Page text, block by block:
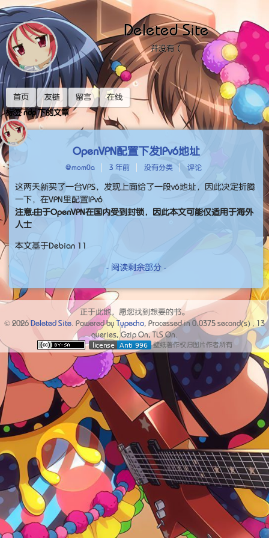
Deleted Site
并没有（
首页 友链 留言
在线
标签 ndp 下的文章
OpenVPN配置下发IPv6地址
@mom0a 3 年前 没有分类 评论
这两天新买了一台VPS，发现上面给了一段v6地址，因此决定折腾
一下，在VPN里配置IPv6
注意：由于OpenVPN在国内受到封锁，因此本文可能仅适用于海外
人士
本文基于Debian 11
- 阅读剩余部分 -
正于此地，愿您找到想要的书。
© 2026 Deleted Site . Powered byTypecho, Processed in 0.0375 second(s) , 13
queries, Gzip On, TLS On.
壁纸著作权归图片作者所有